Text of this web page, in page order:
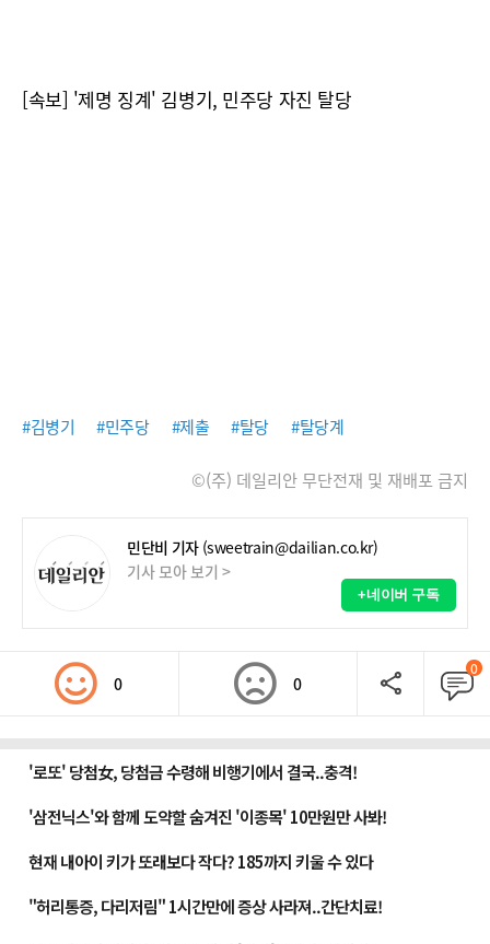
[속보] '제명 징계' 김병기, 민주당 자진 탈당
#김병기 #민주당 #제출 #탈당 #탈당계
©(주) 데일리안 무단전재 및 재배포 금지
민단비 기자 (sweetrain@dailian.co.kr)
기사 모아 보기 >
+네이버 구독
0 0
0